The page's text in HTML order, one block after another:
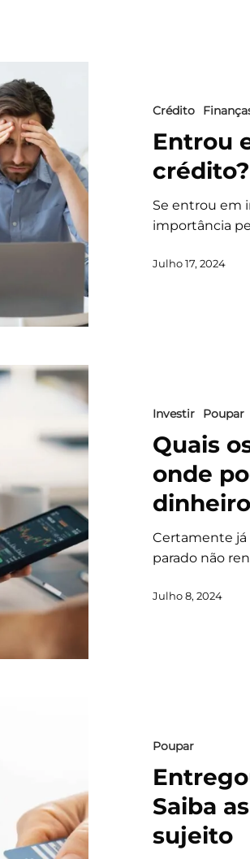
Crédito
Entrou
Se entrou em
importância
Julho 17, 2024
Investir Poupar
Quais
onde
Certamente já
parado não
Julho 8, 2024
Poupar
Saiba
sujeito